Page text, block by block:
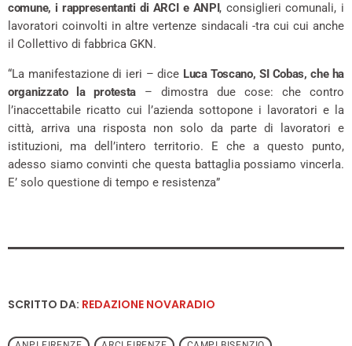
comune, i rappresentanti di ARCI e ANPI, consiglieri comunali, i
lavoratori coinvolti in altre vertenze sindacali -tra cui cui anche
il Collettivo di fabbrica GKN.
“La manifestazione di ieri – dice Luca Toscano, SI Cobas, che ha
organizzato la protesta – dimostra due cose: che contro
l’inaccettabile ricatto cui l’azienda sottopone i lavoratori e la
città, arriva una risposta non solo da parte di lavoratori e
istituzioni, ma dell’intero territorio. E che a questo punto,
adesso siamo convinti che questa battaglia possiamo vincerla.
E’ solo questione di tempo e resistenza”
SCRITTO DA: REDAZIONE NOVARADIO